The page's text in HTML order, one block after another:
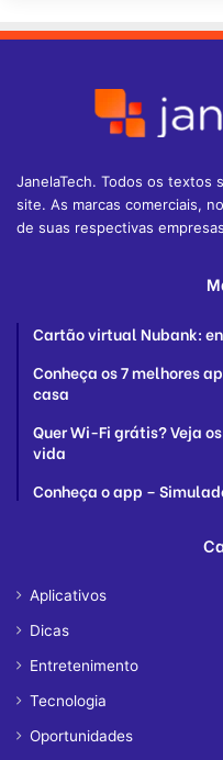
JanelaTech. Todos os textos
site. As marcas comerciais,
de suas respectivas
Cartão virtual Nubank:
Conheça os 7 melhores
casa
Quer Wi-Fi grátis? Veja
vida
Conheça o app –
Aplicativos
Dicas
Entretenimento
Tecnologia
Oportunidades